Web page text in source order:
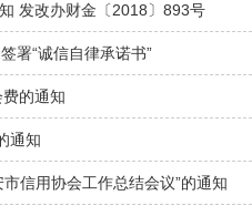
发改办财金〔2018〕893号
署“诚信自律承诺书”
的通知
通知
信用协会工作总结会议”的通知